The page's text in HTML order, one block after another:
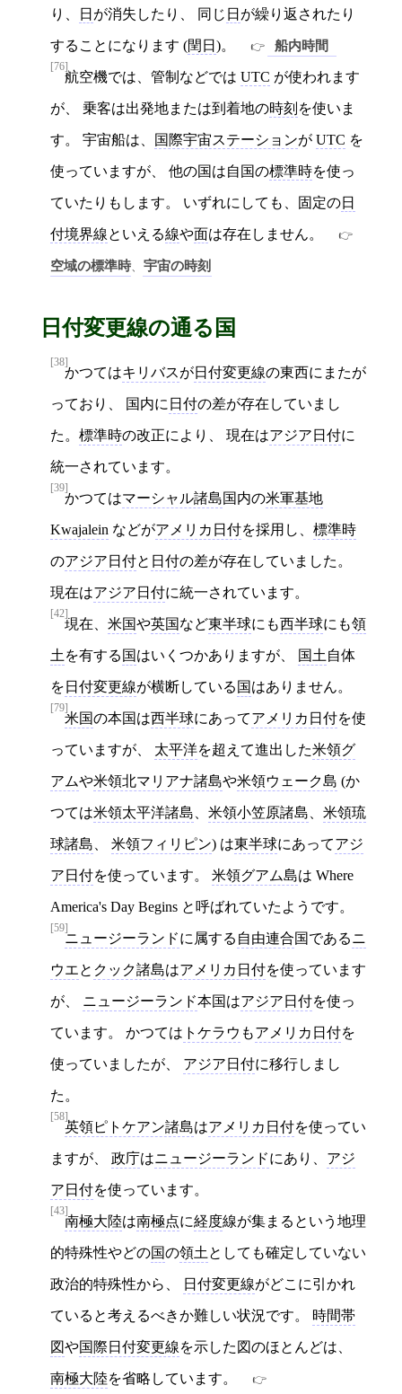
り、 日 が消失したり、 同じ 日 が繰り返されたり
することになります (閏日 )。 船内時間
[76]
航空機では、管制などでは UTC が使われます
が、 乗客は出発地または到着地の時刻 を使いま
す。 宇宙船は、 国際宇宙ステーションが UTC を
使っていますが、 他の国は自国の標準時を使っ
ていたりもします。 いずれにしても、固定の日
付境界線といえる線や面は存在しません。
空域の標準時 宇宙の時刻
日付変更線の通る国
[38]
かつてはキリバスが日付変更線の東西にまたが
っており、 国内に 日付の差が存在していまし
た。 標準時の改正により、 現在はアジア日付に
統一されています。
[39]
かつてはマーシャル諸島国内の米軍基地
Kwajalein などがアメリカ日付を採用し、 標準時
のアジア日付と 日付の差が存在していました。
現在はアジア日付に統一されています。
[42]
現在、 米国や英国など東半球にも西半球にも領
土 を有する 国はいくつかありますが、 国土 自体
を 日付変更線が横断している 国はありません。
[79]
米国の本国は西半球にあってアメリカ日付を使
っていますが、 太平洋を超えて進出した米領グ
アムや米領北マリアナ諸島や米領ウェーク島 (か
つては米領太平洋諸島 米領小笠原諸島 米領琉
球諸島 米領フィリピン) は東半球にあってアジ
ア日付を使っています。 米領グアム島は Where
America's Day Begins と呼ばれていたようです。
[59]
ニュージーランドに属する 自由連合国であるニ
ウエと クック諸島はアメリカ日付を使っています
が、 ニュージーランド本国はアジア日付を使っ
ています。 かつては トケラウ もアメリカ日付を
使っていましたが、 アジア日付に移行しまし
た。
[58]
英領ピトケアン諸島はアメリカ日付を使ってい
ますが、 政庁はニュージーランドにあり、 アジ
ア日付を使っています。
[43]
南極大陸は南極点に経度線が集まるという地理
的特殊性やどの国の領土 としても確定していない
政治的特殊性から、 日付変更線がどこに引かれ
ていると考えるべきか難しい状況です。 時間帯
図や国際日付変更線を示した図のほとんどは、
南極大陸を省略しています。